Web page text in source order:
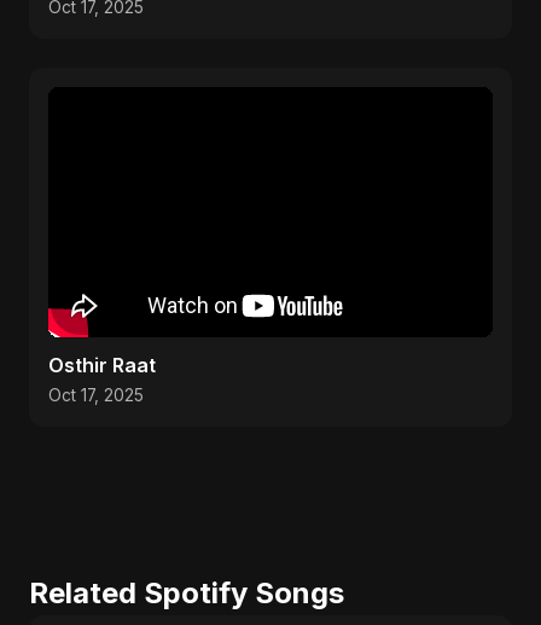
Oct 17, 2025
Osthir Raat
Oct 17, 2025
Related Spotify Songs